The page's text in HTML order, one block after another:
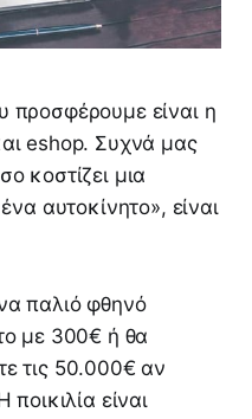
είναι η
eshop. Συχνά μας
κοστίζει μια
αυτοκίνητο», είναι
παλιό φθηνό
με 300€ ή θα
τις 50.000€ αν
είναι